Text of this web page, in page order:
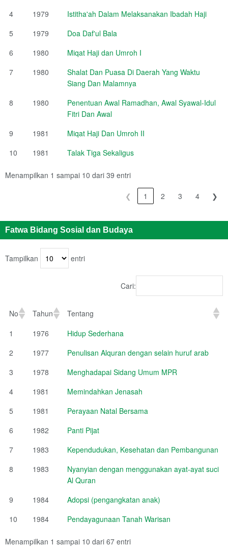
4
1979
Istitha'ah Dalam Melaksanakan Ibadah Haji
5
1979
Doa Daf'ul Bala
6
1980
Miqat Haji dan Umroh I
7
1980
Shalat Dan Puasa Di Daerah Yang Waktu
Siang Dan Malamnya
8
1980
Penentuan Awal Ramadhan, Awal Syawal-Idul
Fitri Dan Awal
9
1981
Miqat Haji Dan Umroh II
10
1981 Talak Tiga Sekaligus
Menampilkan 1 sampai 10 dari 39 entri
❮ 1 2 3 4 ❯
Fatwa Bidang Sosial dan Budaya
Tampilkan entri
Cari:
No Tahun
Tentang
1
1976
Hidup Sederhana
2
1977
Penulisan Alquran dengan selain huruf arab
3
1978
Menghadapai Sidang Umum MPR
4
1981
Memindahkan Jenasah
5
1981
Perayaan Natal Bersama
6
1982
Panti Pijat
7
1983
Kependudukan, Kesehatan dan Pembangunan
8
1983
Nyanyian dengan menggunakan ayat-ayat suci
Al Quran
9
1984
Adopsi (pengangkatan anak)
10
1984 Pendayagunaan Tanah Warisan
Menampilkan 1 sampai 10 dari 67 entri